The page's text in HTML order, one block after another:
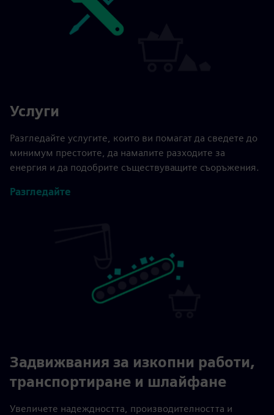
Услуги
Разгледайте услугите, които ви помагат да сведете до
минимум престоите, да намалите разходите за
енергия и да подобрите съществуващите съоръжения.
Разгледайте
Задвижвания за изкопни работи,
транспортиране и шлайфане
Увеличете надеждността, производителността и